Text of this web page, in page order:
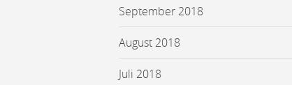
September 2018
August 2018
Juli 2018